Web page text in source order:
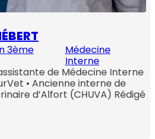
3ème
Médecine
Interne
de Médecine Interne
• Ancienne interne de
d’Alfort (CHUVA) Rédigé